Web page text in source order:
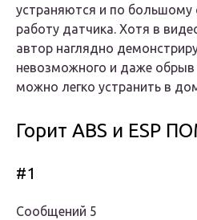
устраняются и по большому
работу датчика. Хотя в
автор наглядно
невозможного и даже
можно легко устранить в
Горит ABS и ESP
#1
Сообщений 5